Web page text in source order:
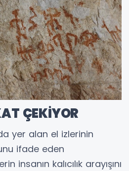
ÇEKİYOR
yer alan el izlerinin
ifade eden
insanın kalıcılık arayışını